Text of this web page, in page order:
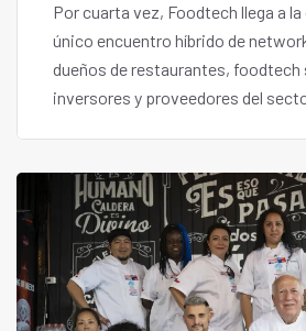
Por cuarta vez, Foodtech llega a
único encuentro híbrido de
dueños de restaurantes,
inversores y proveedores del